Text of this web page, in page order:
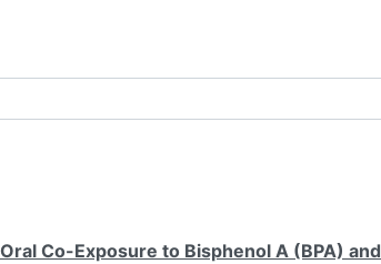
Co-Exposure to Bisphenol A (BPA)